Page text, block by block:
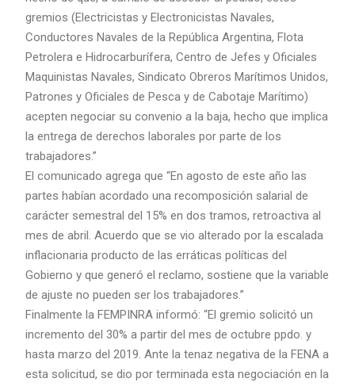
gremios (Electricistas y Electronicistas Navales,
Conductores Navales de la República Argentina, Flota
Petrolera e Hidrocarburífera, Centro de Jefes y Oficiales
Maquinistas Navales, Sindicato Obreros Marítimos Unidos,
Patrones y Oficiales de Pesca y de Cabotaje Marítimo)
acepten negociar su convenio a la baja, hecho que implica
la entrega de derechos laborales por parte de los
trabajadores.”
El comunicado agrega que “En agosto de este año las
partes habían acordado una recomposición salarial de
carácter semestral del 15% en dos tramos, retroactiva al
mes de abril. Acuerdo que se vio alterado por la escalada
inflacionaria producto de las erráticas políticas del
Gobierno y que generó el reclamo, sostiene que la variable
de ajuste no pueden ser los trabajadores.”
Finalmente la FEMPINRA informó: “El gremio solicitó un
incremento del 30% a partir del mes de octubre ppdo. y
hasta marzo del 2019. Ante la tenaz negativa de la FENA a
esta solicitud, se dio por terminada esta negociación en la